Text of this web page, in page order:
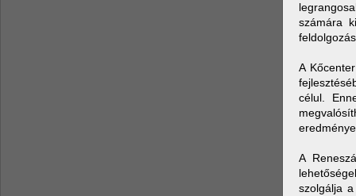
számára
A
célul.
A
szolgálja